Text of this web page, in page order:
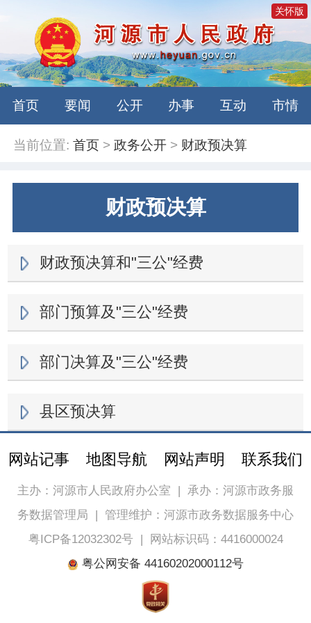
关怀版
首页 要闻 公开 办事 互动 市情
当前位置: 首页 >政务公开 > 财政预决算
财政预决算
财政预决算和"三公"经费
部门预算及"三公"经费
部门决算及"三公"经费
县区预决算
网站记事 地图导航 网站声明 联系我们
主办：河源市人民政府办公室
承办：河源市政务服
务数据管理局
管理维护：河源市政务数据服务中心
粤ICP备12032302号|
网站标识码：4416000024
粤公网安备 44160202000112号